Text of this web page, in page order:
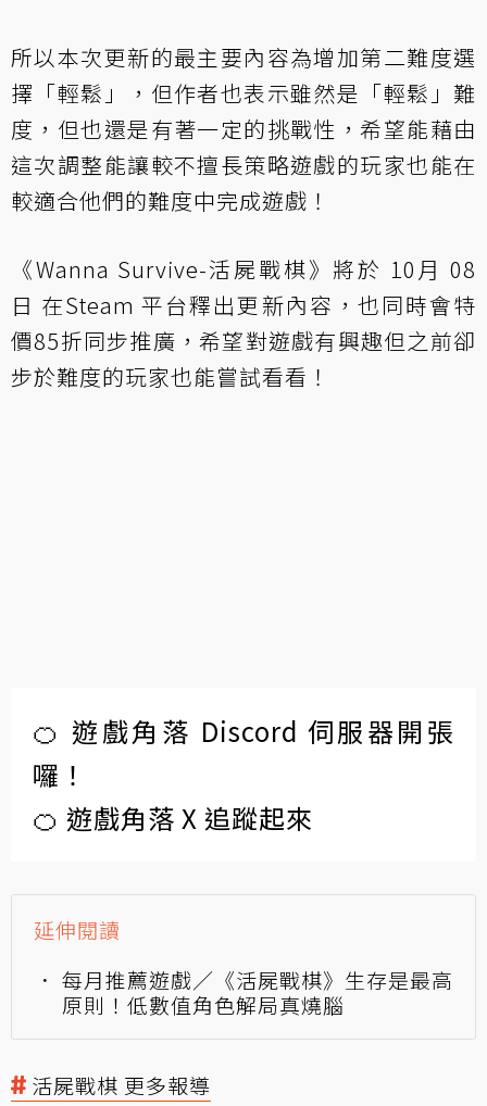
所以本次更新的最主要內容為增加第二難度選
擇「輕鬆」，但作者也表示雖然是「輕鬆」難
度，但也還是有著一定的挑戰性，希望能藉由
這次調整能讓較不擅長策略遊戲的玩家也能在
較適合他們的難度中完成遊戲！
《Wanna Survive-活屍戰棋》將於 10月 08
日 在Steam 平台釋出更新內容，也同時會特
價85折同步推廣，希望對遊戲有興趣但之前卻
步於難度的玩家也能嘗試看看！
🍊 遊戲角落 Discord 伺服器開張
囉！
🍊 遊戲角落 X 追蹤起來
延伸閱讀
每月推薦遊戲／《活屍戰棋》生存是最高
原則！低數值角色解局真燒腦
活屍戰棋 更多報導